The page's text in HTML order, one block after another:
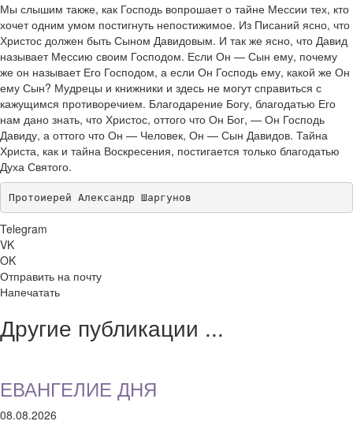
Мы слышим также, как Господь вопрошает о тайне Мессии тех, кто
хочет одним умом постигнуть непостижимое. Из Писаний ясно, что
Христос должен быть Сыном Давидовым. И так же ясно, что Давид
называет Мессию своим Господом. Если Он — Сын ему, почему
же он называет Его Господом, а если Он Господь ему, какой же Он
ему Сын? Мудрецы и книжники и здесь не могут справиться с
кажущимся противоречием. Благодарение Богу, благодатью Его
нам дано знать, что Христос, оттого что Он Бог, — Он Господь
Давиду, а оттого что Он — Человек, Он — Сын Давидов. Тайна
Христа, как и тайна Воскресения, постигается только благодатью
Духа Святого.
Протоиерей Александр Шаргунов
Telegram
VK
OK
Отправить на почту
Напечатать
Другие публикации ...
ЕВАНГЕЛИЕ ДНЯ
08.08.2026